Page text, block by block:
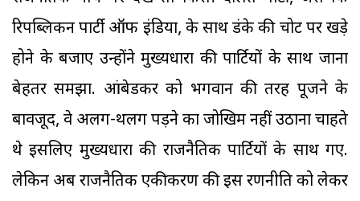
रिपब्लिकन पार्टी ऑफ इंडिया, के साथ डंके की चोट पर खड़े
होने के बजाए उन्होंने मुख्यधारा की पार्टियों के साथ जाना
बेहतर समझा. आंबेडकर को भगवान की तरह पूजने के
बावजूद, वे अलग-थलग पड़ने का जोखिम नहीं उठाना चाहते
थे इसलिए मुख्यधारा की राजनैतिक पार्टियों के साथ गए.
लेकिन अब राजनैतिक एकीकरण की इस रणनीति को लेकर